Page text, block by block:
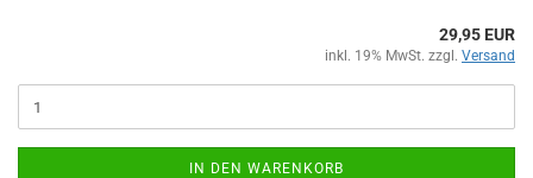
29,95 EUR
inkl. 19% MwSt. zzgl. Versand
IN DEN WARENKORB